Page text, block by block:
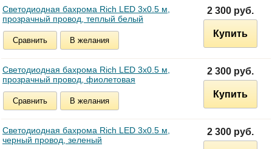
Светодиодная бахрома Rich LED 3х0.5 м,
прозрачный провод, теплый белый
Сравнить В желания
2 300 руб.
Купить
Светодиодная бахрома Rich LED 3х0.5 м,
прозрачный провод, фиолетовая
Сравнить В желания
2 300 руб.
Купить
Светодиодная бахрома Rich LED 3х0.5 м,
черный провод, зеленый
2 300 руб.